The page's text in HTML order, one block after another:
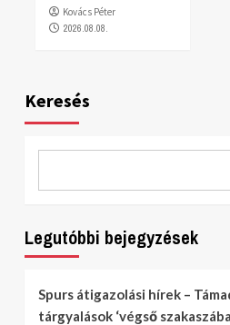
Kovács Péter
2026.08.08.
Keresés
Legutóbbi bejegyzések
Spurs átigazolási hírek –
tárgyalások ‘végső